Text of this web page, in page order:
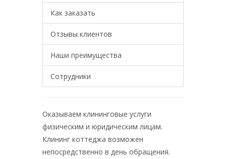
Как заказать
Отзывы клиентов
Наши преимущества
Сотрудники
Оказываем клининговые услуги
физическим и юридическим лицам.
Клининг коттеджа возможен
непосредственно в день обращения.